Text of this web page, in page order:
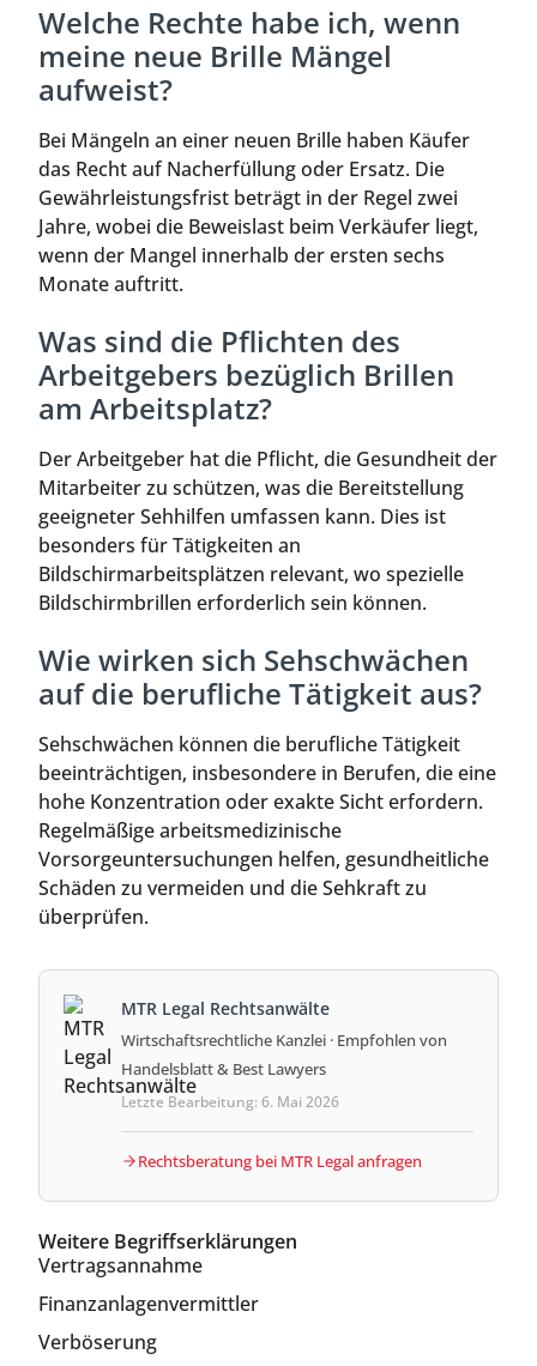
Welche Rechte habe ich, wenn
meine neue Brille Mängel
aufweist?
Bei Mängeln an einer neuen Brille haben Käufer
das Recht auf Nacherfüllung oder Ersatz. Die
Gewährleistungsfrist beträgt in der Regel zwei
Jahre, wobei die Beweislast beim Verkäufer liegt,
wenn der Mangel innerhalb der ersten sechs
Monate auftritt.
Was sind die Pflichten des
Arbeitgebers bezüglich Brillen
am Arbeitsplatz?
Der Arbeitgeber hat die Pflicht, die Gesundheit der
Mitarbeiter zu schützen, was die Bereitstellung
geeigneter Sehhilfen umfassen kann. Dies ist
besonders für Tätigkeiten an
Bildschirmarbeitsplätzen relevant, wo spezielle
Bildschirmbrillen erforderlich sein können.
Wie wirken sich Sehschwächen
auf die berufliche Tätigkeit aus?
Sehschwächen können die berufliche Tätigkeit
beeinträchtigen, insbesondere in Berufen, die eine
hohe Konzentration oder exakte Sicht erfordern.
Regelmäßige arbeitsmedizinische
Vorsorgeuntersuchungen helfen, gesundheitliche
Schäden zu vermeiden und die Sehkraft zu
überprüfen.
MTR Legal Rechtsanwälte
Wirtschaftsrechtliche Kanzlei · Empfohlen von
Handelsblatt & Best Lawyers
Letzte Bearbeitung: 6. Mai 2026
Rechtsberatung bei MTR Legal anfragen
Weitere Begriffserklärungen
Vertragsannahme
Finanzanlagenvermittler
Verböserung